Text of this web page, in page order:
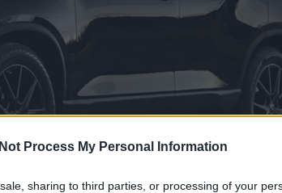
Process My Personal Information
sharing to third parties, or processing of your